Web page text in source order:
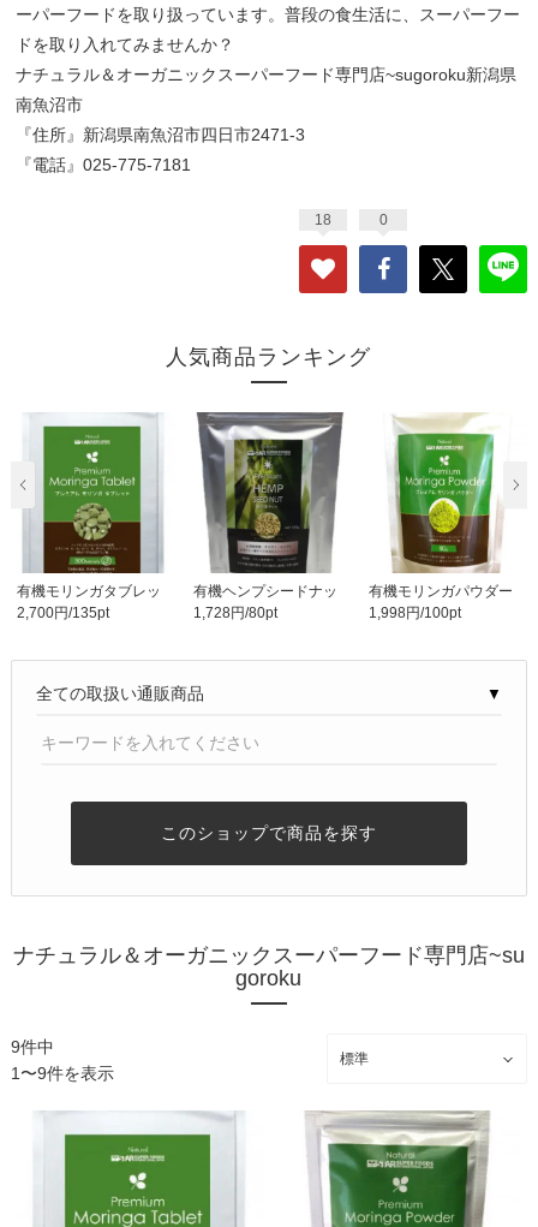
ーパーフードを取り扱っています。普段の食生活に、スーパーフー
ドを取り入れてみませんか？
ナチュラル＆オーガニックスーパーフード専門店~sugoroku新潟県
南魚沼市
『住所』新潟県南魚沼市四日市2471-3
『電話』025-775-7181
18 0
人気商品ランキング
有機モリンガタブレッ
ト200㎎×300粒 送料..
2,700円/135pt
有機ヘンプシードナッ
ツ130g 送料無料
1,728円/80pt
有機モリンガパウダー
80g 送料無料
1,998円/100pt
▼
このショップで商品を探す
ナチュラル＆オーガニックスーパーフード専門店~su
goroku
9件中
1〜9件を表示